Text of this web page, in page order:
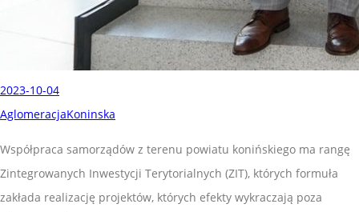
2023-10-04
AglomeracjaKoninska
Współpraca samorządów z terenu powiatu konińskiego ma rangę
Zintegrowanych Inwestycji Terytorialnych (ZIT), których formuła
zakłada realizację projektów, których efekty wykraczają poza